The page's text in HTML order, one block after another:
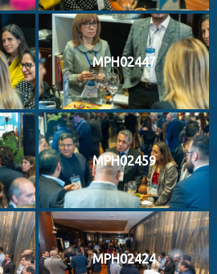
MPH02447
MPH02459
MPH02424